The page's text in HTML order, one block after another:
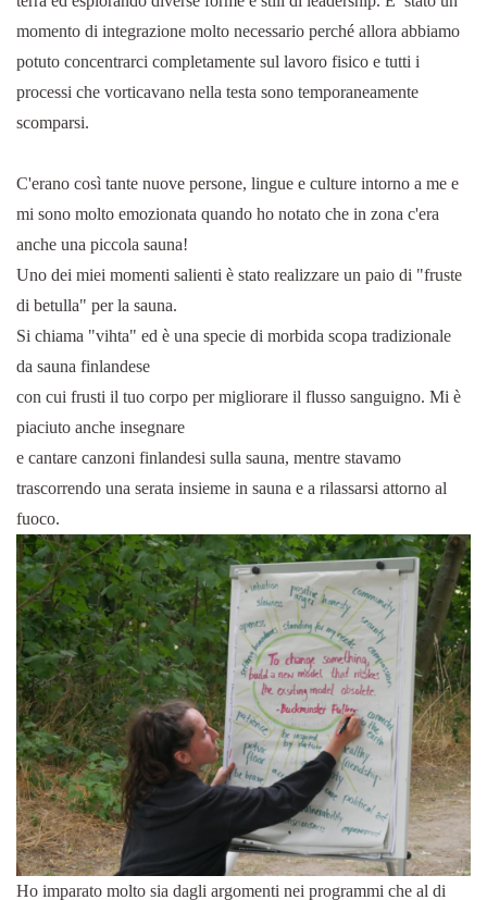
momento di integrazione molto necessario perché allora abbiamo
potuto concentrarci completamente sul lavoro fisico e tutti i
processi che vorticavano nella testa sono temporaneamente
scomparsi.
C'erano così tante nuove persone, lingue e culture intorno a me e
mi sono molto emozionata quando ho notato che in zona c'era
anche una piccola sauna!
Uno dei miei momenti salienti è stato realizzare un paio di "fruste
di betulla" per la sauna.
Si chiama "vihta" ed è una specie di morbida scopa tradizionale
da sauna finlandese
con cui frusti il tuo corpo per migliorare il flusso sanguigno. Mi è
piaciuto anche insegnare
e cantare canzoni finlandesi sulla sauna, mentre stavamo
trascorrendo una serata insieme in sauna e a rilassarsi attorno al
fuoco.
Ho imparato molto sia dagli argomenti nei programmi che al di